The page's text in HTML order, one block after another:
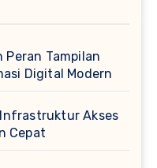
Peran Tampilan
Digital Modern
Akses
Cepat